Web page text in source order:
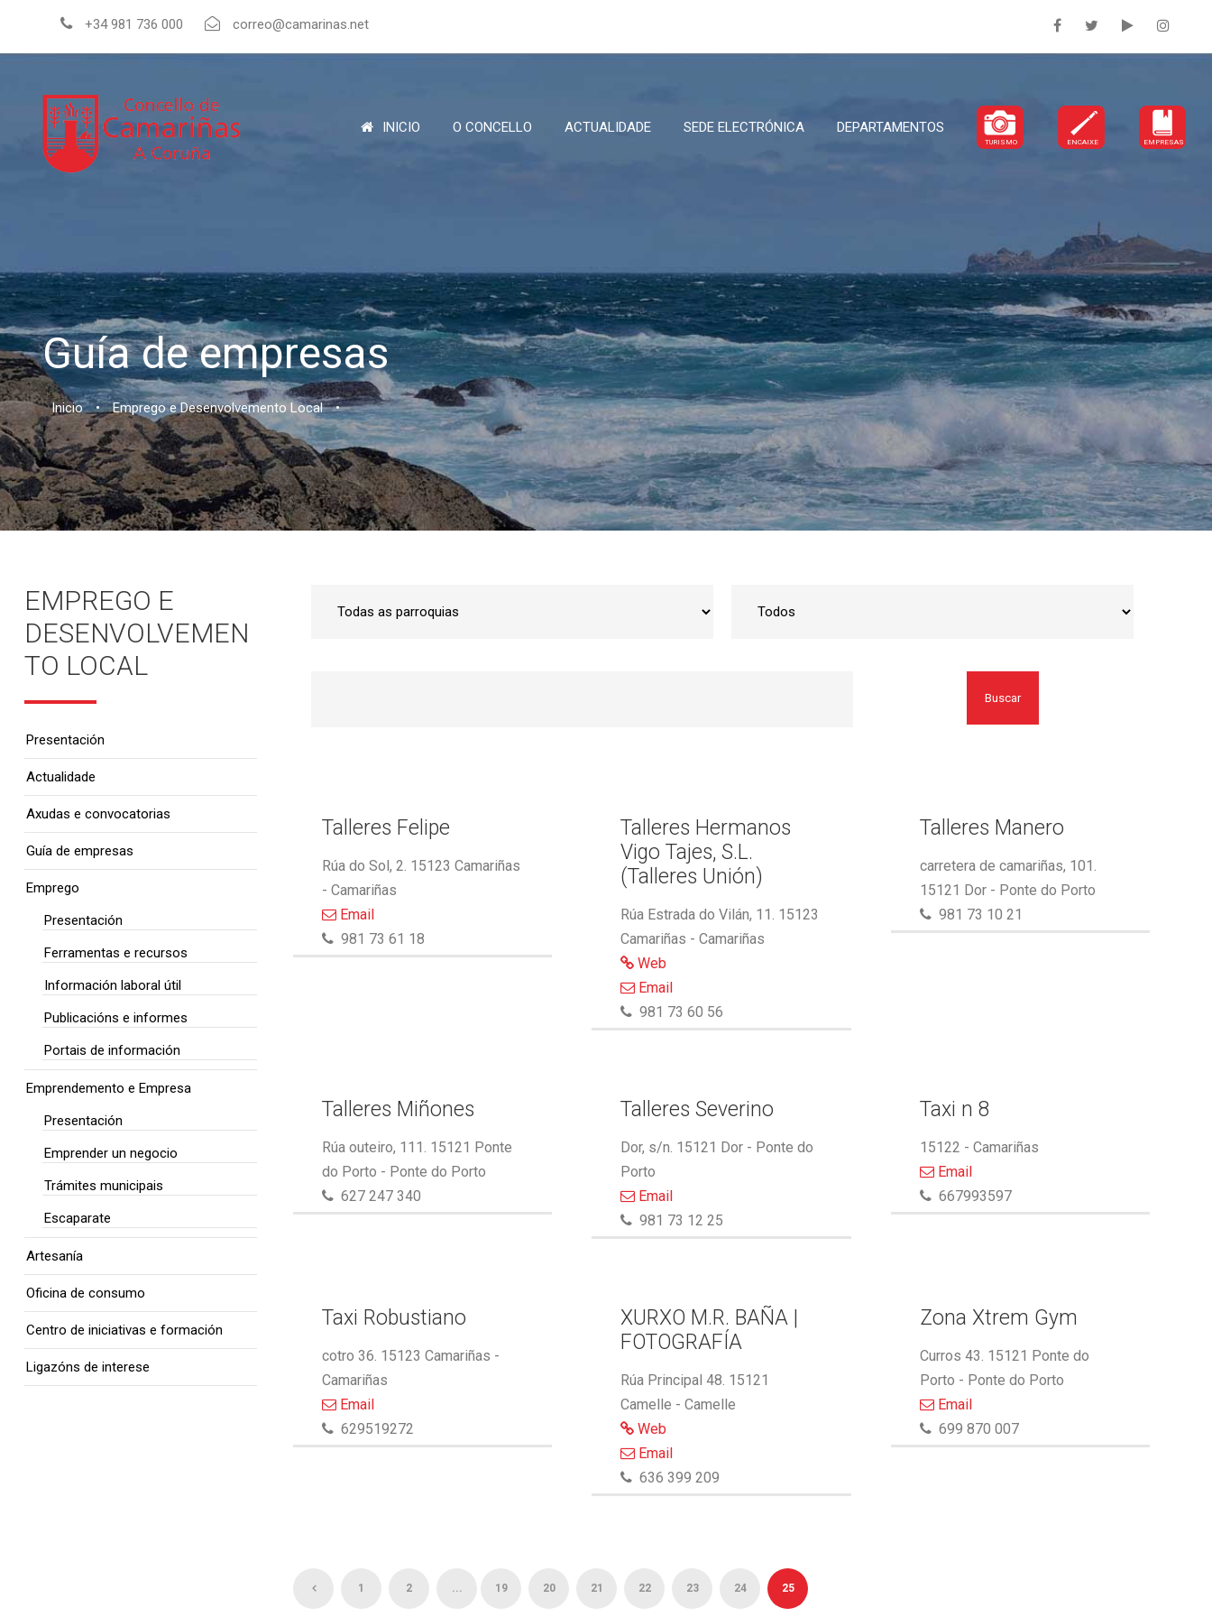
+34 981 736 000 correo@camarinas.net
INICIO O CONCELLO ACTUALIDADE SEDE ELECTRÓNICA DEPARTAMENTOS
TURISMO ENCAIXE EMPRESAS
Guía de empresas
Inicio • Emprego e Desenvolvemento Local •
Buscar
Talleres Felipe
Rúa do Sol, 2. 15123 Camariñas
- Camariñas
Email
981 73 61 18
Talleres Hermanos
Vigo Tajes, S.L.
(Talleres Unión)
Rúa Estrada do Vilán, 11. 15123
Camariñas - Camariñas
Web
Email
981 73 60 56
Talleres Manero
carretera de camariñas, 101.
15121 Dor - Ponte do Porto
981 73 10 21
Talleres Miñones
Rúa outeiro, 111. 15121 Ponte
do Porto - Ponte do Porto
627 247 340
Talleres Severino
Dor, s/n. 15121 Dor - Ponte do
Porto
Email
981 73 12 25
Taxi n 8
15122 - Camariñas
Email
667993597
Taxi Robustiano
cotro 36. 15123 Camariñas -
Camariñas
Email
629519272
XURXO M.R. BAÑA |
FOTOGRAFÍA
Rúa Principal 48. 15121
Camelle - Camelle
Web
Email
636 399 209
Zona Xtrem Gym
Curros 43. 15121 Ponte do
Porto - Ponte do Porto
Email
699 870 007
1 2 ... 19 20 21 22 23 24 25
EMPREGO E
DESENVOLVEMEN
TO LOCAL
Presentación
Actualidade
Axudas e convocatorias
Guía de empresas
Emprego
Presentación
Ferramentas e recursos
Información laboral útil
Publicacións e informes
Portais de información
Emprendemento e Empresa
Presentación
Emprender un negocio
Trámites municipais
Escaparate
Artesanía
Oficina de consumo
Centro de iniciativas e formación
Ligazóns de interese